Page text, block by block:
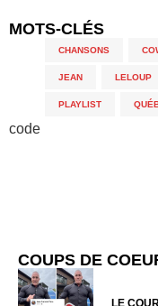
MOTS-CLÉS
CHANSONS
JEAN LELOUP
PLAYLIST
code
COUPS DE